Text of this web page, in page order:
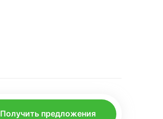
Получить предложения